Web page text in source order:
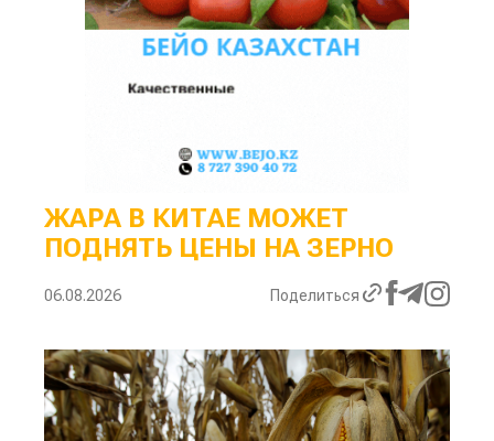
ЖАРА В КИТАЕ МОЖЕТ
ПОДНЯТЬ ЦЕНЫ НА ЗЕРНО
06.08.2026 Поделиться